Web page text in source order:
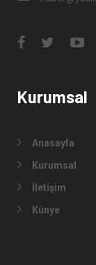
Kurumsal
Anasayfa
Kurumsal
İletişim
Künye